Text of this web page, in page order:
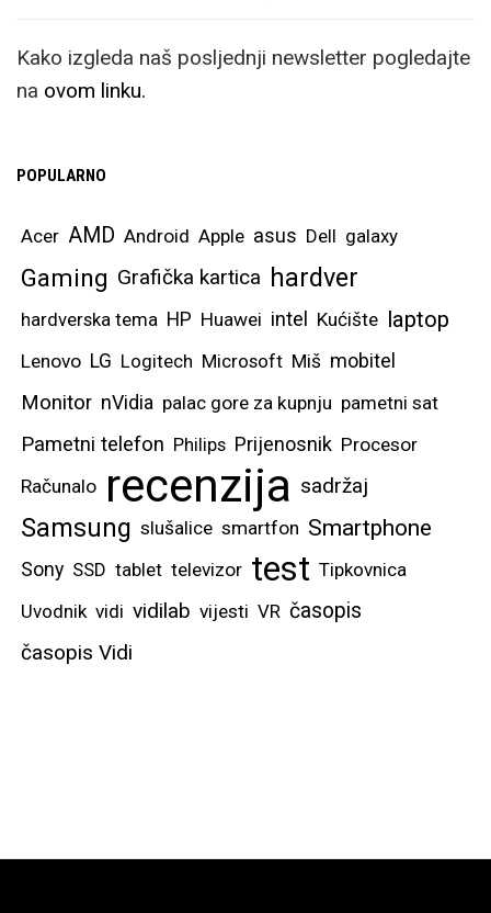
Kako izgleda naš posljednji newsletter pogledajte
na ovom linku.
POPULARNO
Acer AMD Android Apple asus Dell galaxy
Gaming Grafička kartica hardver
hardverska tema HP Huawei intel Kućište laptop
Lenovo LG Logitech Microsoft Miš mobitel
Monitor nVidia palac gore za kupnju pametni sat
Pametni telefon Philips Prijenosnik Procesor
Računalo recenzija sadržaj
Samsung slušalice smartfon Smartphone
Sony SSD tablet televizor test Tipkovnica
Uvodnik vidi vidilab vijesti VR časopis
časopis Vidi